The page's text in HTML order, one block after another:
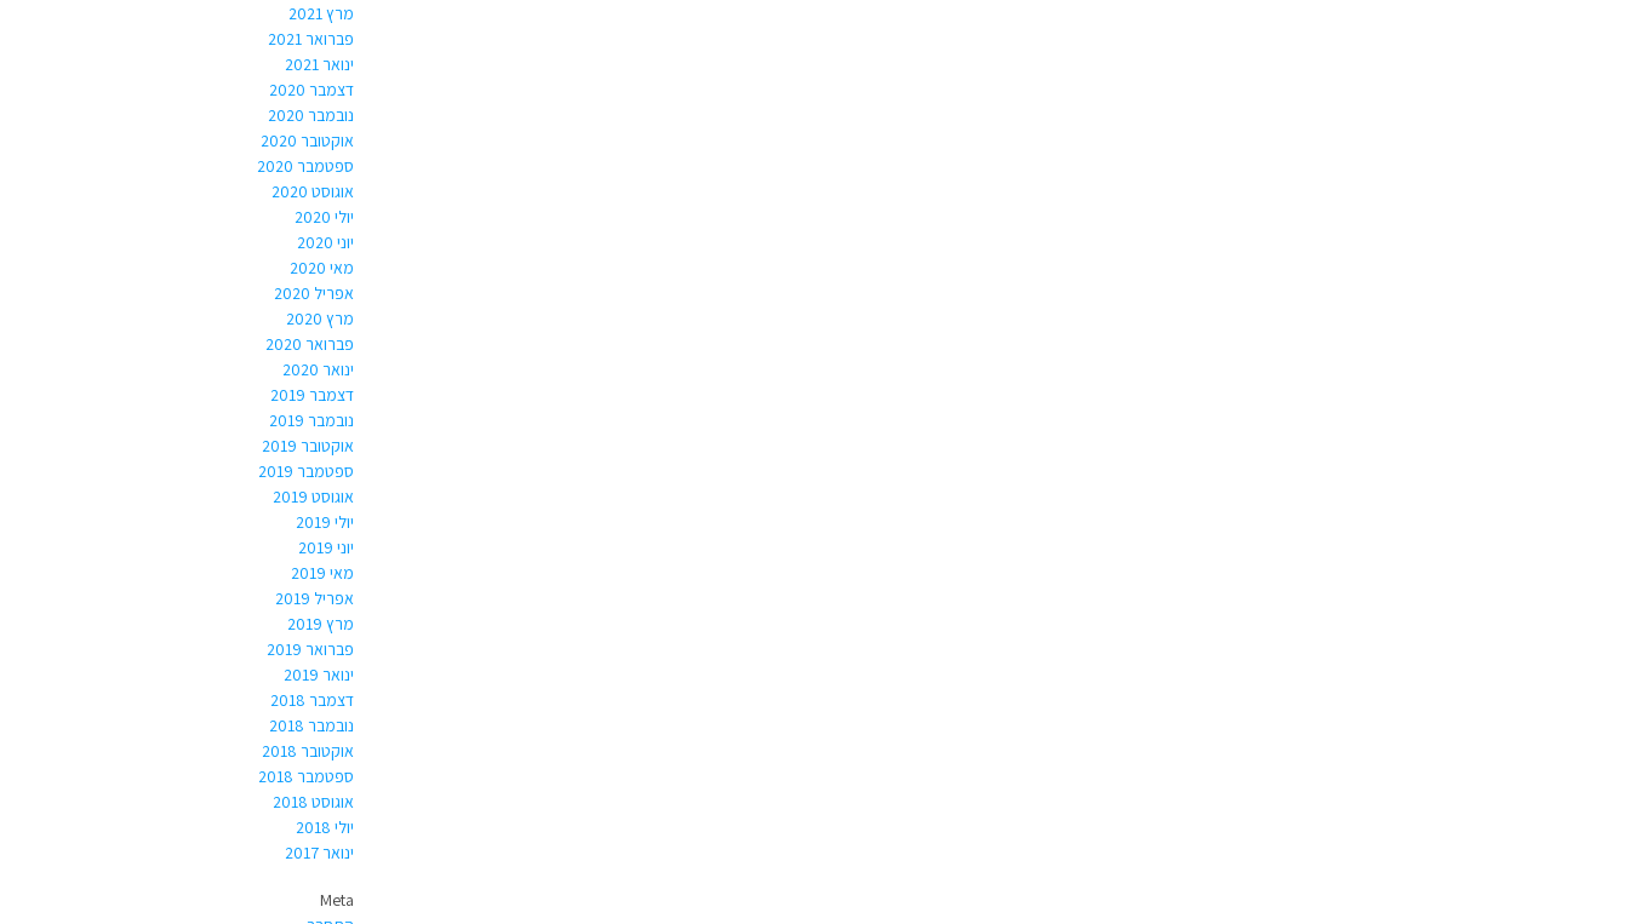
מרץ 2021
פברואר 2021
ינואר 2021
דצמבר 2020
נובמבר 2020
אוקטובר 2020
ספטמבר 2020
אוגוסט 2020
יולי 2020
יוני 2020
מאי 2020
אפריל 2020
מרץ 2020
פברואר 2020
ינואר 2020
דצמבר 2019
נובמבר 2019
אוקטובר 2019
ספטמבר 2019
אוגוסט 2019
יולי 2019
יוני 2019
מאי 2019
אפריל 2019
מרץ 2019
פברואר 2019
ינואר 2019
דצמבר 2018
נובמבר 2018
אוקטובר 2018
ספטמבר 2018
אוגוסט 2018
יולי 2018
ינואר 2017
Meta